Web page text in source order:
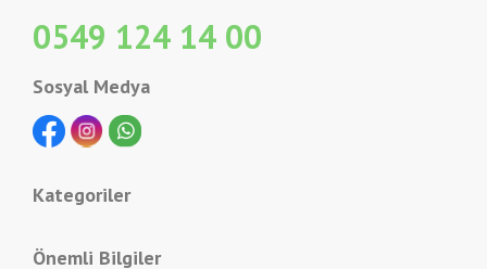
Kategoriler
Önemli Bilgiler
0549 124 14 00
Sosyal Medya